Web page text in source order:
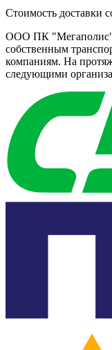
Стоимость доставки
ООО ПК "Мегаполис"
собственным
компаниям. На
следующими